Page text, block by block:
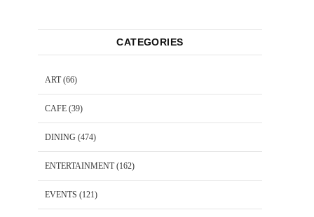
CATEGORIES
ART(66)
CAFE (39)
DINING (474)
ENTERTAINMENT(162)
EVENTS (121)